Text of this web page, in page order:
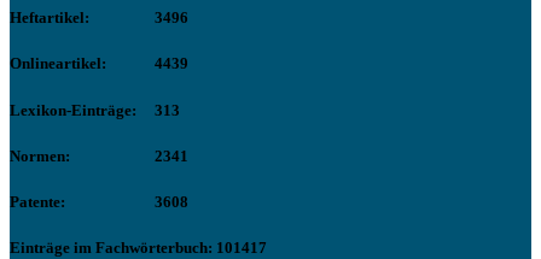
Heftartikel: 3496
Onlineartikel: 4439
Lexikon-Einträge: 313
Normen: 2341
Patente: 3608
Einträge im Fachwörterbuch: 101417